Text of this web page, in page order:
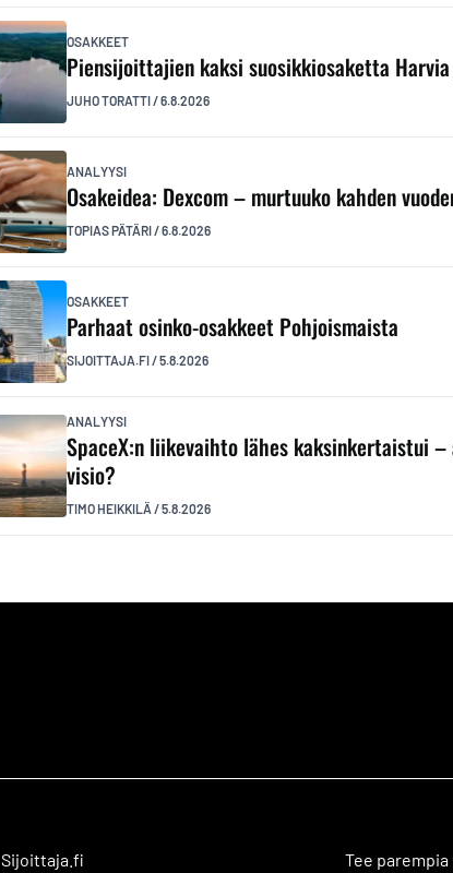
OSAKKEET
Piensijoittajien kaksi suosikkiosaketta
JUHO TORATTI/6.8.2026
ANALYYSI
Osakeidea: Dexcom – murtuuko kahden
TOPIAS PÄTÄRI/6.8.2026
OSAKKEET
Parhaat osinko-osakkeet Pohjoismaista
SIJOITTAJA.FI/5.8.2026
ANALYYSI
SpaceX:n liikevaihto lähes kaksinkertaistui
visio?
TIMO HEIKKILÄ /5.8.2026
Sijoittaja.fi Tee